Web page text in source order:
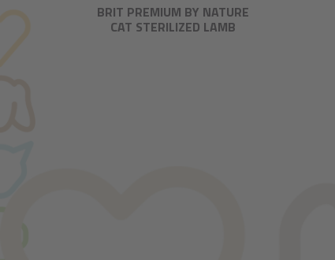
BRIT PREMIUM BY NATURE
CAT STERILIZED LAMB